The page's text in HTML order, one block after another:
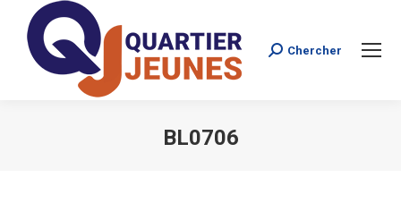
Search:
Chercher
BL0706